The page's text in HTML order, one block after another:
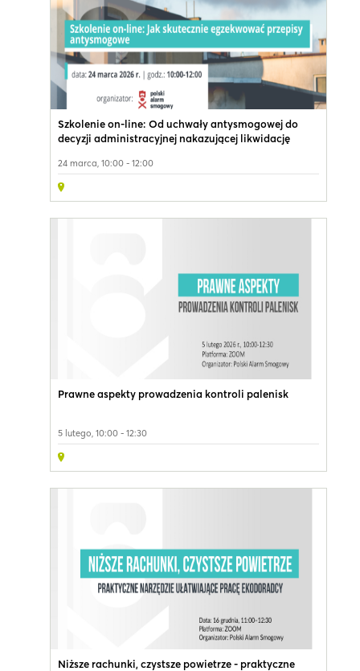
Szkolenie on-line: Od uchwały antysmogowej do
decyzji administracyjnej nakazującej likwidację
24 marca, 10:00 - 12:00
Prawne aspekty prowadzenia kontroli palenisk
5 lutego, 10:00 - 12:30
Niższe rachunki, czystsze powietrze - praktyczne